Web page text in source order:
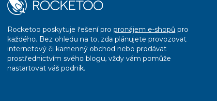
Rocketoo poskytuje řešení pro pronájem e-shopů pro
každého. Bez ohledu na to, zda plánujete provozovat
internetový či kamenný obchod nebo prodávat
prostřednictvím svého blogu, vždy vám pomůže
nastartovat váš podnik.